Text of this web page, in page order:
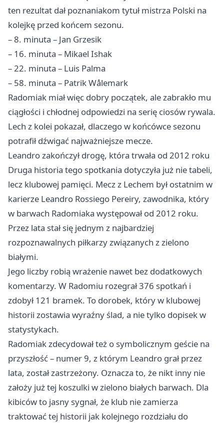
ten rezultat dał poznaniakom tytuł mistrza Polski na
kolejkę przed końcem sezonu.
– 8. minuta – Jan Grzesik
– 16. minuta – Mikael Ishak
– 22. minuta – Luis Palma
– 58. minuta – Patrik Wålemark
Radomiak miał więc dobry początek, ale zabrakło mu
ciągłości i chłodnej odpowiedzi na serię ciosów rywala.
Lech z kolei pokazał, dlaczego w końcówce sezonu
potrafił dźwigać najważniejsze mecze.
Leandro zakończył drogę, która trwała od 2012 roku
Druga historia tego spotkania dotyczyła już nie tabeli,
lecz klubowej pamięci. Mecz z Lechem był ostatnim w
karierze Leandro Rossiego Pereiry, zawodnika, który
w barwach Radomiaka występował od 2012 roku.
Przez lata stał się jednym z najbardziej
rozpoznawalnych piłkarzy związanych z zielono
białymi.
Jego liczby robią wrażenie nawet bez dodatkowych
komentarzy. W Radomiu rozegrał 376 spotkań i
zdobył 121 bramek. To dorobek, który w klubowej
historii zostawia wyraźny ślad, a nie tylko dopisek w
statystykach.
Radomiak zdecydował też o symbolicznym geście na
przyszłość – numer 9, z którym Leandro grał przez
lata, został zastrzeżony. Oznacza to, że nikt inny nie
założy już tej koszulki w zielono białych barwach. Dla
kibiców to jasny sygnał, że klub nie zamierza
traktować tej historii jak kolejnego rozdziału do